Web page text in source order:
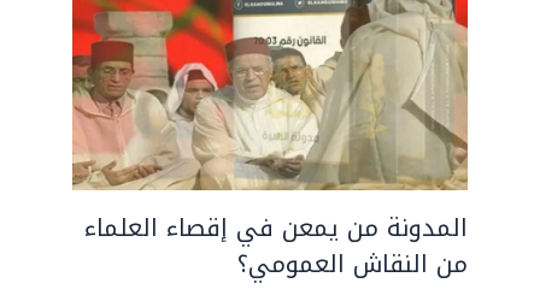
المدونة من يمعن في إقصاء العلماء
من النقاش العمومي؟